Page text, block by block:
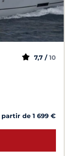
7,7 / 10
partir de 1 699 €